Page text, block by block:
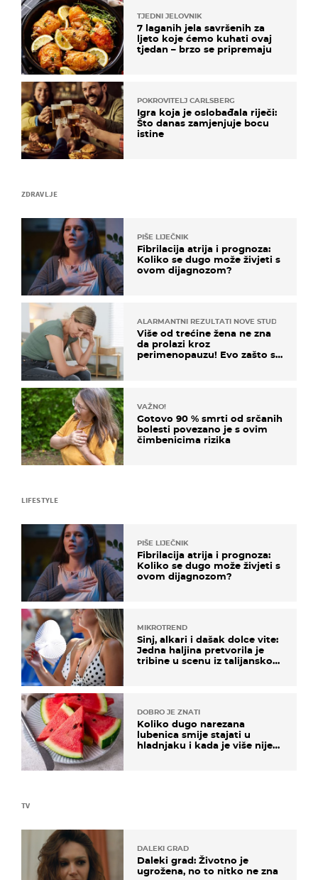
ZDRAVLJE
PIŠE LIJEČNIK
Fibrilacija atrija i prognoza:
Koliko se dugo može živjeti s
ovom dijagnozom?
ALARMANTNI REZULTATI NOVE STUDIJE
Više od trećine žena ne zna
da prolazi kroz
perimenopauzu! Evo zašto su
VAŽNO!
Gotovo 90 % smrti od srčanih
bolesti povezano je s ovim
čimbenicima rizika
TV
DALEKI GRAD
Daleki grad: Životno je
ugrožena, no to nitko ne zna
TJEDNI JELOVNIK
7 laganih jela savršenih za
ljeto koje ćemo kuhati ovaj
tjedan – brzo se pripremaju
POKROVITELJ CARLSBERG
Igra koja je oslobađala riječi:
Što danas zamjenjuje bocu
istine
LIFESTYLE
PIŠE LIJEČNIK
Fibrilacija atrija i prognoza:
Koliko se dugo može živjeti s
ovom dijagnozom?
MIKROTREND
Sinj, alkari i dašak dolce vite:
Jedna haljina pretvorila je
tribine u scenu iz talijanskog
DOBRO JE ZNATI
Koliko dugo narezana
lubenica smije stajati u
hladnjaku i kada je više nije